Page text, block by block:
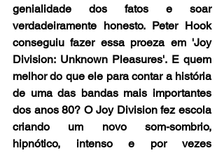
genialidade dos fatos e soar
verdadeiramente honesto. Peter Hook
conseguiu fazer essa proeza em 'Joy
Division: Unknown Pleasures'. E quem
melhor do que ele para contar a história
de uma das bandas mais importantes
dos anos 80? O Joy Division fez escola
criando um novo som-sombrio,
hipnótico, intenso e por vezes